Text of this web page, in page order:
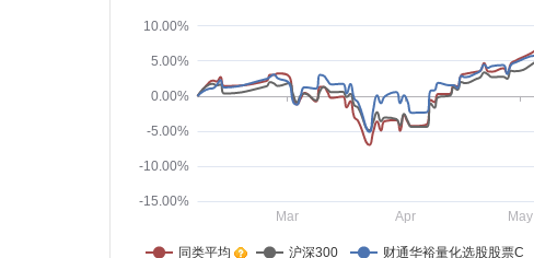
-15.00%
-10.00%
-5.00%
0.00%
5.00%
10.00%
Mar Apr May
同类平均 沪深300 财通华裕量化选股股票C